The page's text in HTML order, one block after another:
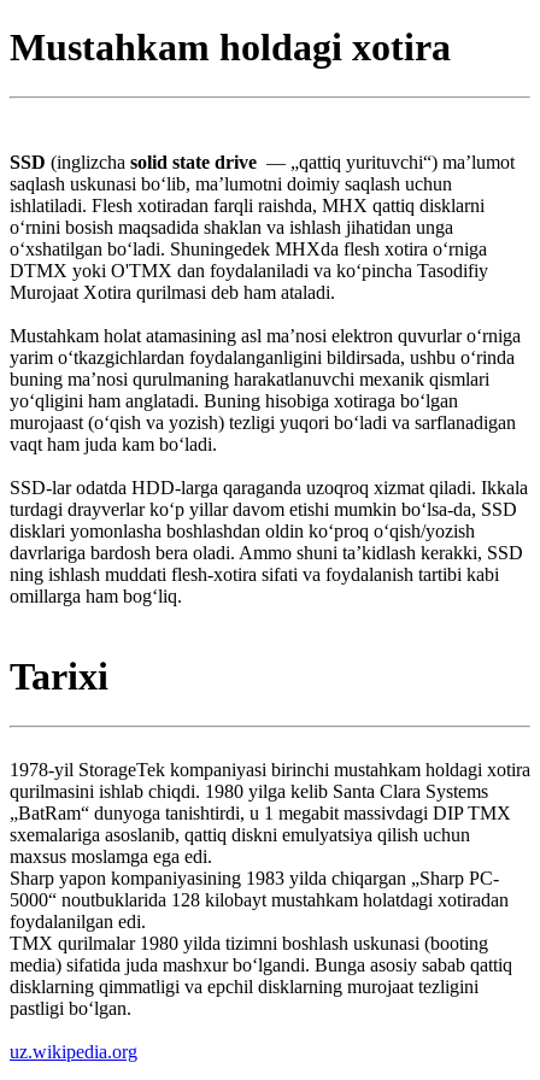
Mustahkam holdagi xotira
SSD (inglizcha solid state drive — „qattiq yurituvchi“) maʼlumot
saqlash uskunasi boʻlib, maʼlumotni doimiy saqlash uchun
ishlatiladi. Flesh xotiradan farqli raishda, MHX qattiq disklarni
oʻrnini bosish maqsadida shaklan va ishlash jihatidan unga
oʻxshatilgan boʻladi. Shuningedek MHXda flesh xotira oʻrniga
DTMX yoki O'TMX dan foydalaniladi va koʻpincha Tasodifiy
Murojaat Xotira qurilmasi deb ham ataladi.
Mustahkam holat atamasining asl maʼnosi elektron quvurlar oʻrniga
yarim oʻtkazgichlardan foydalanganligini bildirsada, ushbu oʻrinda
buning maʼnosi qurulmaning harakatlanuvchi mexanik qismlari
yoʻqligini ham anglatadi. Buning hisobiga xotiraga boʻlgan
murojaast (oʻqish va yozish) tezligi yuqori boʻladi va sarflanadigan
vaqt ham juda kam boʻladi.
SSD-lar odatda HDD-larga qaraganda uzoqroq xizmat qiladi. Ikkala
turdagi drayverlar koʻp yillar davom etishi mumkin boʻlsa-da, SSD
disklari yomonlasha boshlashdan oldin koʻproq oʻqish/yozish
davrlariga bardosh bera oladi. Ammo shuni taʼkidlash kerakki, SSD
ning ishlash muddati flesh-xotira sifati va foydalanish tartibi kabi
omillarga ham bogʻliq.
Tarixi
1978-yil StorageTek kompaniyasi birinchi mustahkam holdagi xotira
qurilmasini ishlab chiqdi. 1980 yilga kelib Santa Clara Systems
„BatRam“ dunyoga tanishtirdi, u 1 megabit massivdagi DIP TMX
sxemalariga asoslanib, qattiq diskni emulyatsiya qilish uchun
maxsus moslamga ega edi.
Sharp yapon kompaniyasining 1983 yilda chiqargan „Sharp PC-
5000“ noutbuklarida 128 kilobayt mustahkam holatdagi xotiradan
foydalanilgan edi.
TMX qurilmalar 1980 yilda tizimni boshlash uskunasi (booting
media) sifatida juda mashxur boʻlgandi. Bunga asosiy sabab qattiq
disklarning qimmatligi va epchil disklarning murojaat tezligini
pastligi boʻlgan.
uz.wikipedia.org